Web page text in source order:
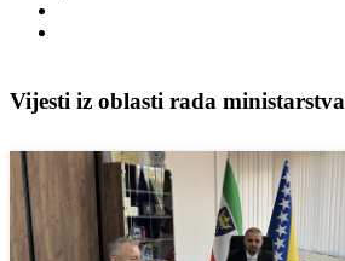
Vijesti iz oblasti rada ministarstva